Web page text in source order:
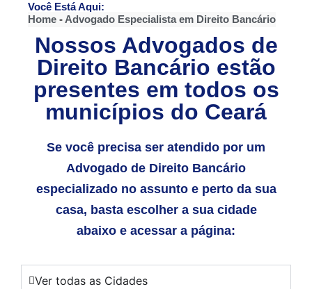
Você Está Aqui:
Home - Advogado Especialista em Direito Bancário
Nossos Advogados de
Direito Bancário estão
presentes em todos os
municípios do Ceará
Se você precisa ser atendido por um
Advogado de Direito Bancário
especializado no assunto e perto da sua
casa, basta escolher a sua cidade
abaixo e acessar a página:
Ver todas as Cidades